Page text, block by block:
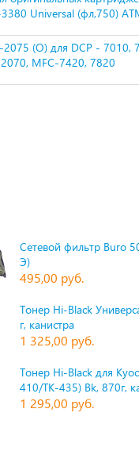
Universal (фл,750)
(О) для DCP - 7010,
MFC-7420, 7820
Сетевой фильтр Buro
Э)
495,00 руб.
Тонер Hi-Black
г, канистра
1 325,00 руб.
Тонер Hi-Black для
410/TK-435) Bk, 870г,
1 295,00 руб.